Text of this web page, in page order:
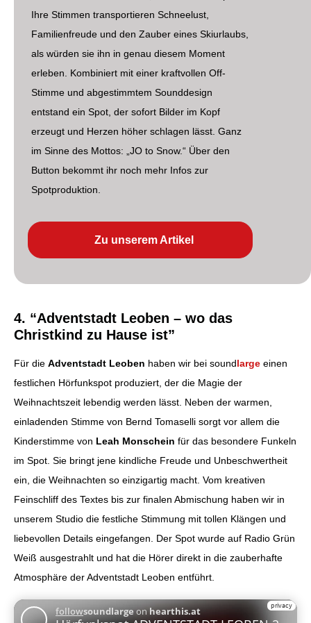
Ihre Stimmen transportieren Schneelust,
Familienfreude und den Zauber eines Skiurlaubs,
als würden sie ihn in genau diesem Moment
erleben. Kombiniert mit einer kraftvollen Off-
Stimme und abgestimmtem Sounddesign
entstand ein Spot, der sofort Bilder im Kopf
erzeugt und Herzen höher schlagen lässt. Ganz
im Sinne des Mottos: „JO to Snow.“ Über den
Button bekommt ihr noch mehr Infos zur
Spotproduktion.
Zu unserem Artikel
4. “Adventstadt Leoben – wo das
Christkind zu Hause ist”
Für die Adventstadt Leoben haben wir bei soundlarge einen
festlichen Hörfunkspot produziert, der die Magie der
Weihnachtszeit lebendig werden lässt. Neben der warmen,
einladenden Stimme von Bernd Tomaselli sorgt vor allem die
Kinderstimme von Leah Monschein für das besondere Funkeln
im Spot. Sie bringt jene kindliche Freude und Unbeschwertheit
ein, die Weihnachten so einzigartig macht. Vom kreativen
Feinschliff des Textes bis zur finalen Abmischung haben wir in
unserem Studio die festliche Stimmung mit tollen Klängen und
liebevollen Details eingefangen. Der Spot wurde auf Radio Grün
Weiß ausgestrahlt und hat die Hörer direkt in die zauberhafte
Atmosphäre der Adventstadt Leoben entführt.